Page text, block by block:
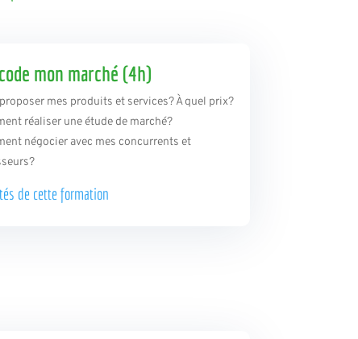
mon marché (4h)
proposer mes produits et services? À quel prix?
réaliser une étude de marché?
négocier avec mes concurrents et
de cette formation